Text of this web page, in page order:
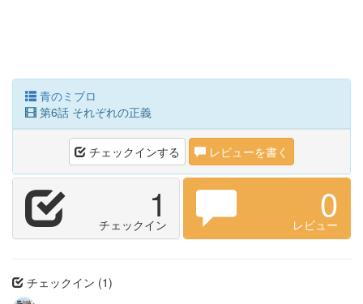
青のミブロ
第6話 それぞれの正義
チェックインする レビューを書く
1
チェックイン 0
レビュー
チェックイン (1)